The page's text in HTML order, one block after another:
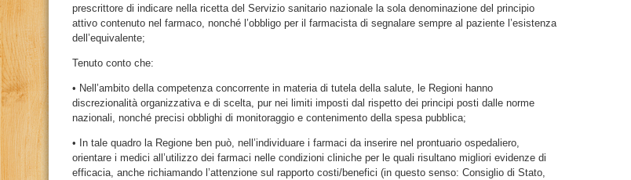
prescrittore di indicare nella ricetta del Servizio sanitario nazionale la sola denominazione del principio
attivo contenuto nel farmaco, nonché l’obbligo per il farmacista di segnalare sempre al paziente l’esistenza
dell’equivalente;
Tenuto conto che:
• Nell’ambito della competenza concorrente in materia di tutela della salute, le Regioni hanno
discrezionalità organizzativa e di scelta, pur nei limiti imposti dal rispetto dei principi posti dalle norme
nazionali, nonché precisi obblighi di monitoraggio e contenimento della spesa pubblica;
• In tale quadro la Regione ben può, nell’individuare i farmaci da inserire nel prontuario ospedaliero,
orientare i medici all’utilizzo dei farmaci nelle condizioni cliniche per le quali risultano migliori evidenze di
efficacia, anche richiamando l’attenzione sul rapporto costi/benefici (in questo senso: Consiglio di Stato,